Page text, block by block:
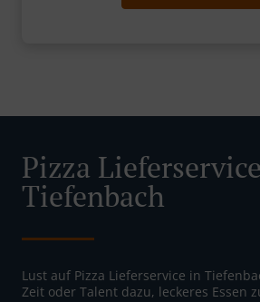
Pizza
Tiefenbach
Lust auf Pizza Lieferservice in
Zeit oder Talent dazu, leckeres Essen